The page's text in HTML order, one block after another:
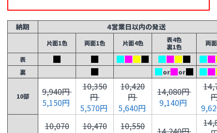
納期 4営業日以内の発送
片面1色 両面1色 片面4色
表4色
裏1色
両
表
裏
or or
10部
9,940円
5,150円
10,350
円
5,570円
10,420
円
5,640円
14,080円
9,140円
10,070
10,470
10,550